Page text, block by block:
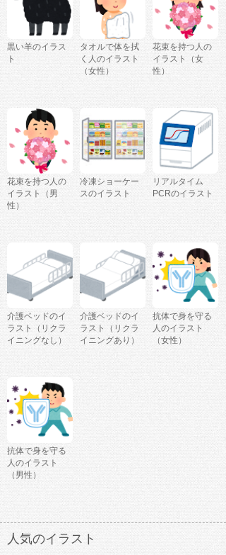
黒い羊のイラス
ト
タオルで体を拭
く人のイラスト
（女性）
花束を持つ人の
イラスト（女
性）
花束を持つ人の
イラスト（男
性）
冷凍ショーケー
スのイラスト
リアルタイム
PCRのイラスト
介護ベッドのイ
ラスト（リクラ
イニングなし）
介護ベッドのイ
ラスト（リクラ
イニングあり）
抗体で身を守る
人のイラスト
（女性）
抗体で身を守る
人のイラスト
（男性）
人気のイラスト